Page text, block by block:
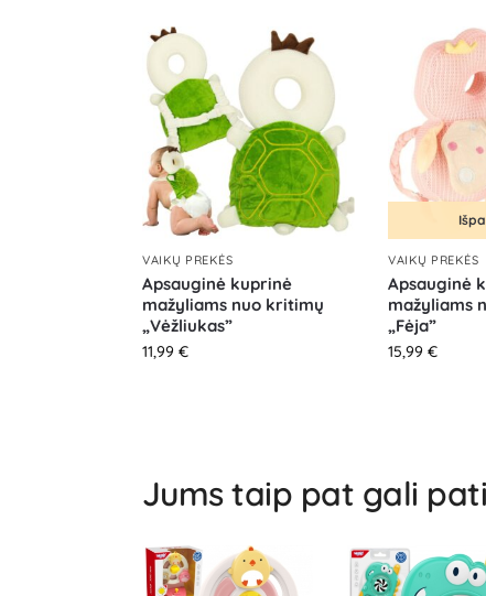
VAIKŲ PREKĖS
Apsauginė kuprinė
mažyliams nuo kritimų
„Vėžliukas”
11,99 €
VAIKŲ PREKĖS
Apsauginė
mažyliams
„Fėja”
15,99 €
Jums taip pat gali